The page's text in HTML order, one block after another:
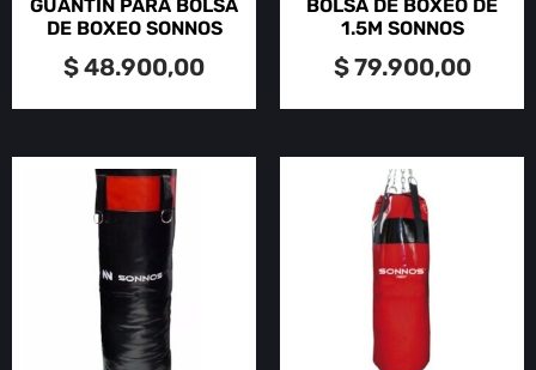
GUANTIN PARA BOLSA
DE BOXEO SONNOS
$48.900,00
BOLSA DE BOXEO DE
1.5M SONNOS
$79.900,00